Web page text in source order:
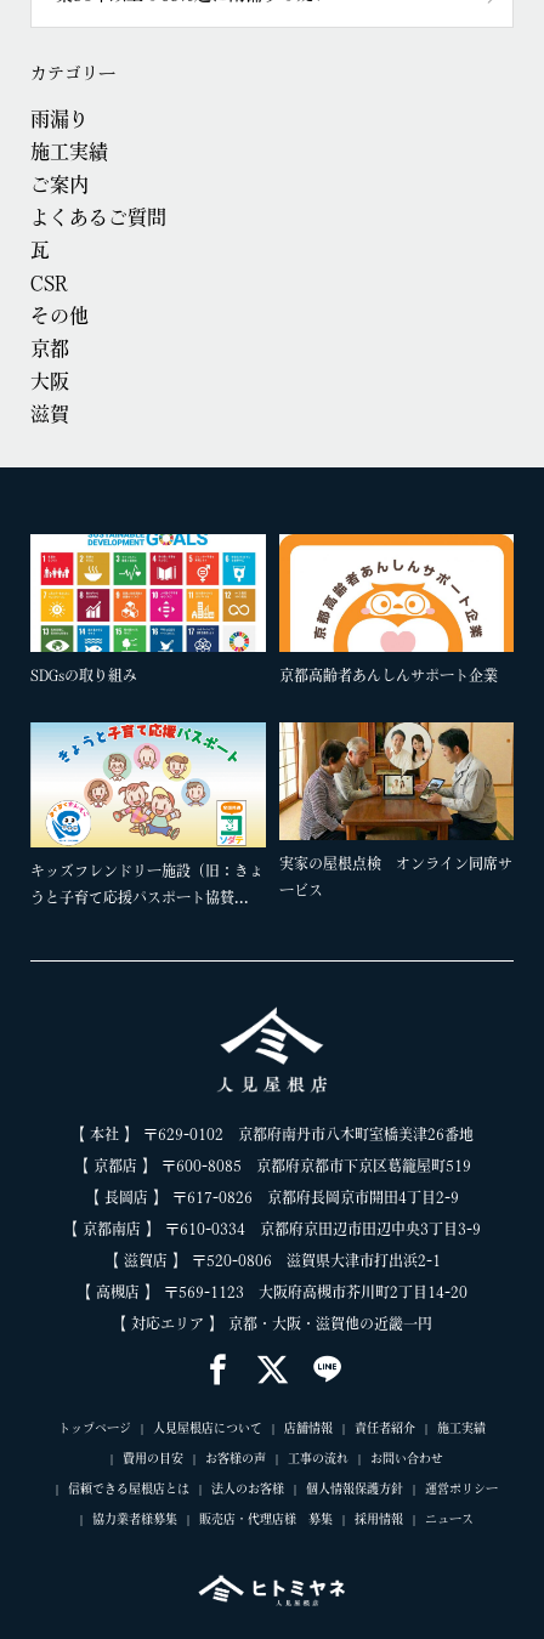
カテゴリー
雨漏り
施工実績
ご案内
よくあるご質問
瓦
CSR
その他
京都
大阪
滋賀
SDGsの取り組み 京都高齢者あんしんサポート企業
キッズフレンドリー施設（旧：きょ
うと子育て応援パスポート協賛...
実家の屋根点検 オンライン同席サ
ービス
【 本社 】 〒629-0102 京都府南丹市八木町室橋美津26番地
【 京都店 】 〒600-8085 京都府京都市下京区葛籠屋町519
【 長岡店 】 〒617-0826 京都府長岡京市開田4丁目2-9
【 京都南店 】 〒610-0334 京都府京田辺市田辺中央3丁目3-9
【 滋賀店 】 〒520-0806 滋賀県大津市打出浜2-1
【 高槻店 】 〒569-1123 大阪府高槻市芥川町2丁目14-20
【 対応エリア 】 京都・大阪・滋賀他の近畿一円
トップページ 人見屋根店について 店舗情報 責任者紹介 施工実績
費用の目安 お客様の声 工事の流れ お問い合わせ
信頼できる屋根店とは 法人のお客様 個人情報保護方針 運営ポリシー
協力業者様募集 販売店・代理店様 募集 採用情報 ニュース